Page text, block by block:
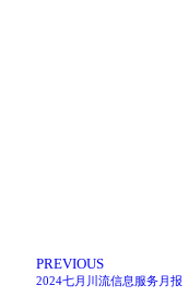
PREVIOUS
2024七月川流信息服务月报